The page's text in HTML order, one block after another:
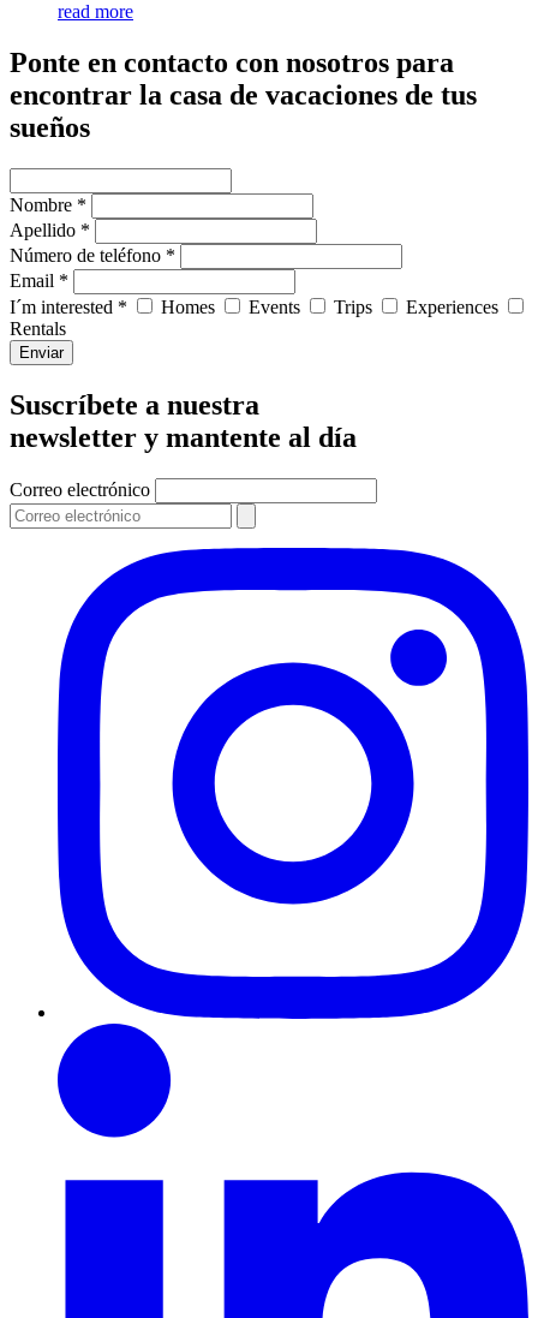
read more
Ponte en contacto con nosotros para
encontrar la casa de vacaciones de tus
sueños
Nombre *
Apellido *
Número de teléfono *
Email *
I´m interested *
Homes Events Trips
Experiences
Rentals
Enviar
Suscríbete a nuestra
newsletter y mantente al día
Correo electrónico